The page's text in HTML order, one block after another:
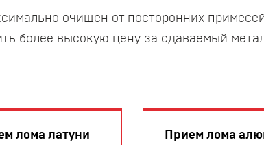
очищен от посторонних примесей
более высокую цену за сдаваемый
лома латуни Прием лома